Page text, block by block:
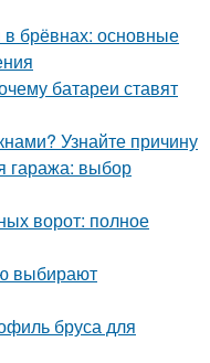
брёвнах: основные
батареи ставят
Узнайте причину
гаража: выбор
ворот: полное
выбирают
бруса для